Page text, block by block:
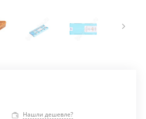
Нашли дешевле?